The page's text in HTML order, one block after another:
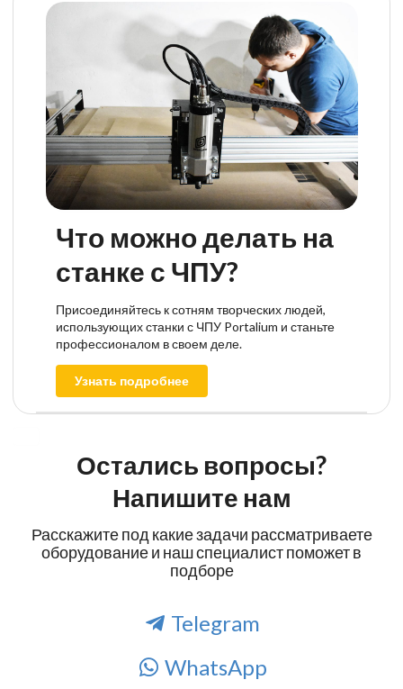
Что можно делать на
станке с ЧПУ?
Присоединяйтесь к сотням творческих людей,
использующих станки с ЧПУ Portalium и станьте
профессионалом в своем деле.
Узнать подробнее
Остались вопросы?
Напишите нам
Расскажите под какие задачи рассматриваете
оборудование и наш специалист поможет в
подборе
Telegram
WhatsApp